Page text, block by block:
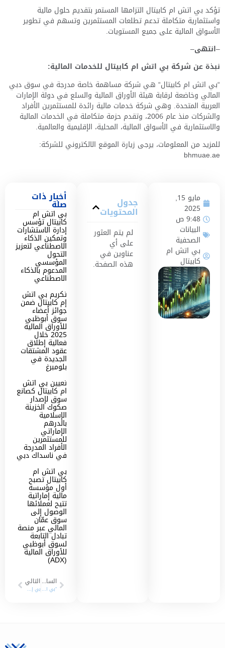
مايو 15,
2025
9:48 ص
البيانات
الصحفية
بي اتش ام
كابيتال
جدول
المحتويات
لم يتم العثور
على أي
عناوين في
هذه الصفحة.
أخبار ذات
صلة
بي اتش ام
كابيتال تؤسس
إدارة الاستشارات
وتمكين الذكاء
الاصطناعي لتعزيز
التحول
المؤسسي
المدعوم بالذكاء
الاصطناعي
تكريم بي اتش
إم كابيتال ضمن
جوائز أعضاء
سوق أبوظبي
للأوراق المالية
2025 خلال
فعالية إطلاق
عقود المشتقات
الجديدة في
بلومبرغ
تعيين بي اتش
ام كابيتال كصانع
سوق لإصدار
صكوك الخزينة
الإسلامية
بالدرهم
الإماراتي
للمستثمرين
الأفراد المدرجة
في ناسداك دبي
بي اتش ام
كابيتال تصبح
أول مؤسسة
مالية إماراتية
تتيح لعملائها
الوصول إلى
سوق عمّان
المالي عبر منصة
تبادل التابعة
لسوق أبوظبي
للأوراق المالية
(ADX)
السابق
“بي اتش ام كابيتال” تعزز حضورها في معرض جامعة الشارقة للتدريب والتوظيف وتفتح آفاقاً مهنية للطلبة والخريجين
التالي
بي إتش إم كابيتال تضاعف رأسمالها إلى 400 مليون درهم بعد تغطية الاكتتاب وتجاوز الطلب عدد الأسهم المطروحة
تؤكد بي اتش ام كابيتال التزامها المستمر بتقديم حلول مالية
واستثمارية متكاملة تدعم تطلعات المستثمرين وتسهم في تطوير
الأسواق المالية على جميع المستويات.
–انتهى–
نبذة عن شركة بي اتش ام كابيتال للخدمات المالية:
“بي اتش ام كابيتال“ هي شركة مساهمة خاصة مدرجة في سوق دبي
المالي وخاضعة لرقابة هيئة الأوراق المالية والسلع في دولة الإمارات
العربية المتحدة. وهي شركة خدمات مالية رائدة للمستثمرين الأفراد
والشركات منذ عام ، وتقدم حزمة متكاملة في الخدمات المالية
والاستثمارية في الأسواق المالية، المحلية، الإقليمية والعالمية.
للمزيد من المعلومات، يرجى زيارة الموقع الالكتروني للشركة:
bhmuae.ae